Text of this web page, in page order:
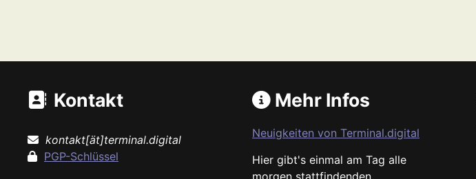
Kontakt
kontakt[ät]terminal.digital
PGP-Schlüssel
Mehr Infos
Neuigkeiten von Terminal.digital
Hier gibt's einmal am Tag alle
morgen stattfindenden